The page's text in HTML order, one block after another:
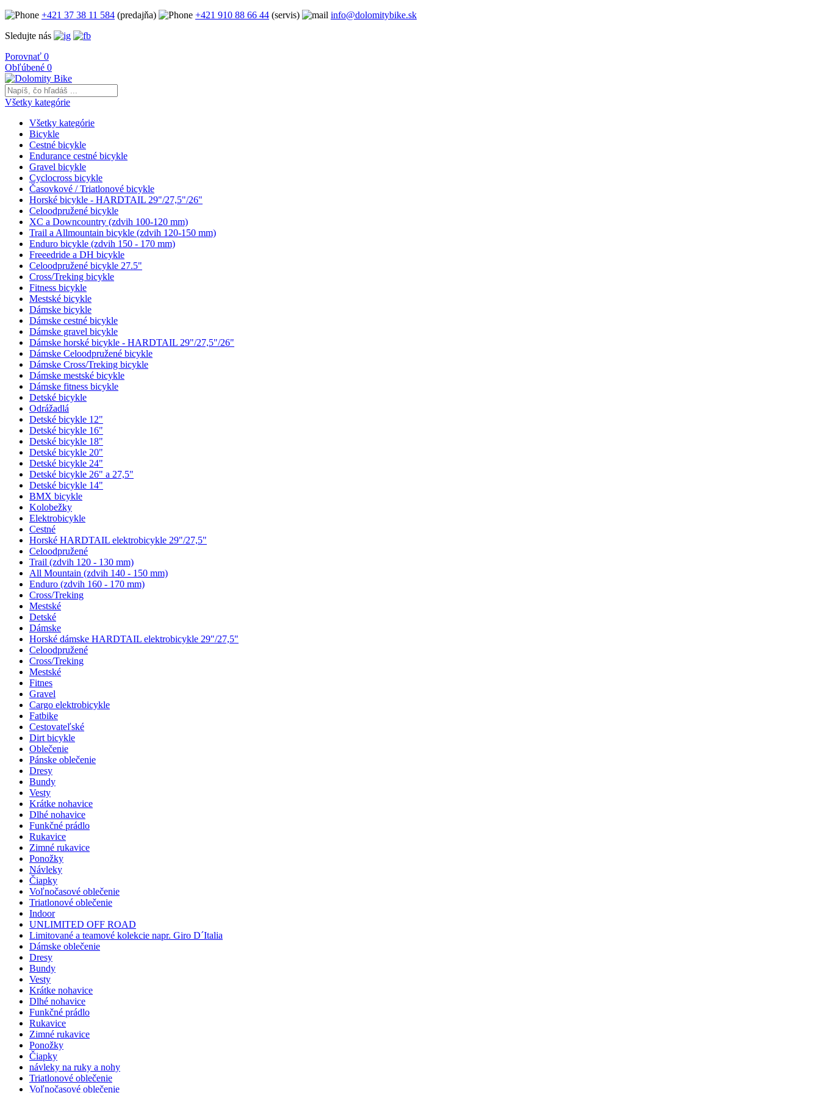
+421 37 38 11 584 (predajňa) +421 910 88 66 44 (servis)
info@dolomitybike.sk
Sledujte nás
Porovnať 0
Obľúbené 0
Všetky kategórie
Všetky kategórie
Bicykle
Cestné bicykle
Endurance cestné bicykle
Gravel bicykle
Cyclocross bicykle
Časovkové / Triatlonové bicykle
Horské bicykle - HARDTAIL 29"/27,5"/26"
Celoodpružené bicykle
XC a Downcountry (zdvih 100-120 mm)
Trail a Allmountain bicykle (zdvih 120-150 mm)
Enduro bicykle (zdvih 150 - 170 mm)
Freeedride a DH bicykle
Celoodpružené bicykle 27.5"
Cross/Treking bicykle
Fitness bicykle
Mestské bicykle
Dámske bicykle
Dámske cestné bicykle
Dámske gravel bicykle
Dámske horské bicykle - HARDTAIL 29"/27,5"/26"
Dámske Celoodpružené bicykle
Dámske Cross/Treking bicykle
Dámske mestské bicykle
Dámske fitness bicykle
Detské bicykle
Odrážadlá
Detské bicykle 12"
Detské bicykle 16"
Detské bicykle 18"
Detské bicykle 20"
Detské bicykle 24"
Detské bicykle 26" a 27,5"
Detské bicykle 14"
BMX bicykle
Kolobežky
Elektrobicykle
Cestné
Horské HARDTAIL elektrobicykle 29"/27,5"
Celoodpružené
Trail (zdvih 120 - 130 mm)
All Mountain (zdvih 140 - 150 mm)
Enduro (zdvih 160 - 170 mm)
Cross/Treking
Mestské
Detské
Dámske
Horské dámske HARDTAIL elektrobicykle 29"/27,5"
Celoodpružené
Cross/Treking
Mestské
Fitnes
Gravel
Cargo elektrobicykle
Fatbike
Cestovateľské
Dirt bicykle
Oblečenie
Pánske oblečenie
Dresy
Bundy
Vesty
Krátke nohavice
Dlhé nohavice
Funkčné prádlo
Rukavice
Zimné rukavice
Ponožky
Návleky
Čiapky
Voľnočasové oblečenie
Triatlonové oblečenie
Indoor
UNLIMITED OFF ROAD
Limitované a teamové kolekcie napr. Giro D´Italia
Dámske oblečenie
Dresy
Bundy
Vesty
Krátke nohavice
Dlhé nohavice
Funkčné prádlo
Rukavice
Zimné rukavice
Ponožky
Čiapky
návleky na ruky a nohy
Triatlonové oblečenie
Voľnočasové oblečenie